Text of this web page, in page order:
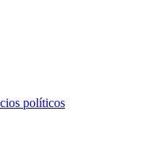
políticos